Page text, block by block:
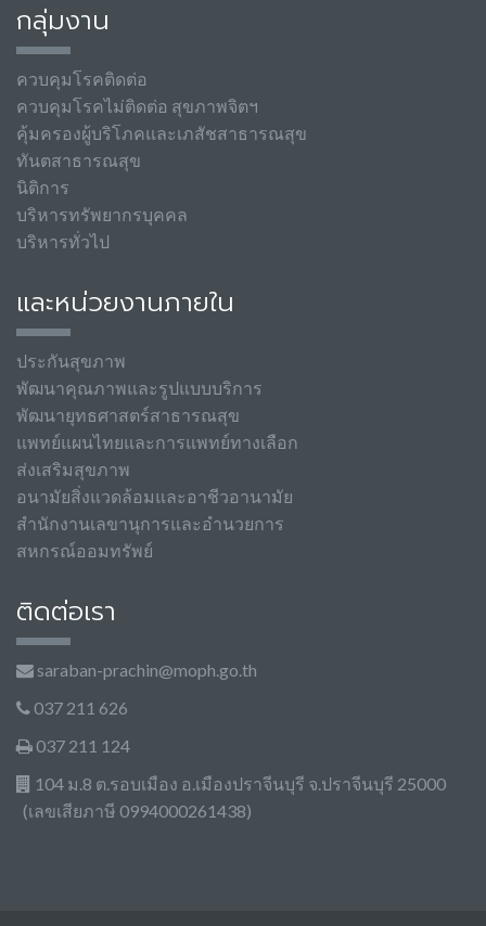
กลุ่มงาน
ควบคุมโรคติดต่อ
ควบคุมโรคไม่ติดต่อ สุขภาพจิตฯ
คุ้มครองผู้บริโภคและเภสัชสาธารณสุข
ทันตสาธารณสุข
นิติการ
บริหารทรัพยากรบุคคล
บริหารทั่วไป
และหน่วยงานภายใน
ประกันสุขภาพ
พัฒนาคุณภาพและรูปแบบบริการ
พัฒนายุทธศาสตร์สาธารณสุข
แพทย์แผนไทยและการแพทย์ทางเลือก
ส่งเสริมสุขภาพ
อนามัยสิ่งแวดล้อมและอาชีวอานามัย
สำนักงานเลขานุการและอำนวยการ
สหกรณ์ออมทรัพย์
ติดต่อเรา
saraban-prachin@moph.go.th
037 211 626
037 211 124
104 ม.8 ต.รอบเมือง อ.เมืองปราจีนบุรี จ.ปราจีนบุรี 25000
(เลขเสียภาษี 0994000261438)